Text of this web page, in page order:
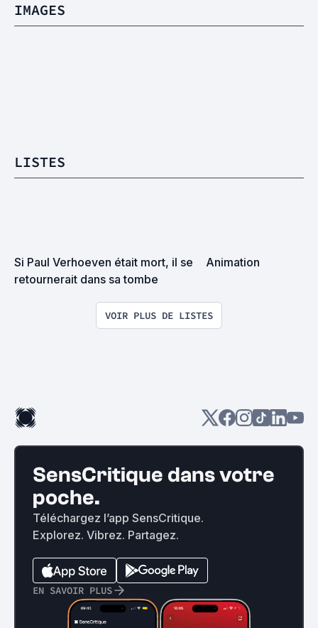
IMAGES
LISTES
Si Paul Verhoeven était mort, il se
retournerait dans sa tombe
Animation
VOIR PLUS DE LISTES
SensCritique dans votre
poche.
Téléchargez l’app SensCritique.
Explorez. Vibrez. Partagez.
EN SAVOIR PLUS